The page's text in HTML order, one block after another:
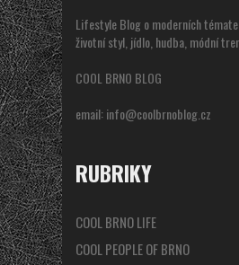
Lifestyle Blog o moderních
životní styl, jídlo, hudba, módní
COOL BRNO BLOG
email:info@coolbrnoblog.cz
RUBRIKY
COOL BRNO LIFE
COOL PEOPLE OF BRNO